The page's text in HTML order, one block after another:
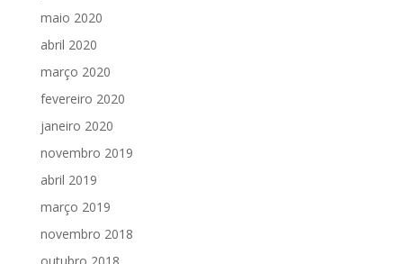
maio 2020
abril 2020
março 2020
fevereiro 2020
janeiro 2020
novembro 2019
abril 2019
março 2019
novembro 2018